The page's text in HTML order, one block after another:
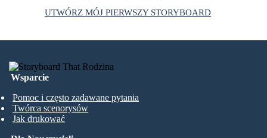
UTWÓRZ MÓJ PIERWSZY STORYBOARD
Wsparcie
Pomoc i często zadawane pytania
Twórca scenorysów
Jak drukować